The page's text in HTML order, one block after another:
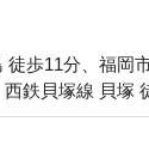
徒歩11分、福岡
西鉄貝塚線 貝塚